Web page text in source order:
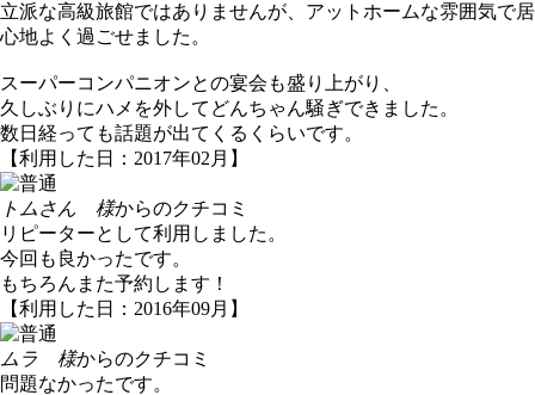
立派な高級旅館ではありませんが、アットホームな雰囲気で居
心地よく過ごせました。
スーパーコンパニオンとの宴会も盛り上がり、
久しぶりにハメを外してどんちゃん騒ぎできました。
数日経っても話題が出てくるくらいです。
【利用した日：2017年02月】
トムさん 様からのクチコミ
リピーターとして利用しました。
今回も良かったです。
もちろんまた予約します！
【利用した日：2016年09月】
ムラ 様からのクチコミ
問題なかったです。